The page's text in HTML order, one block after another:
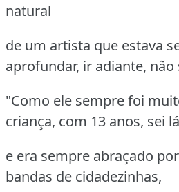
natural
de um artista que estava
aprofundar, ir adiante,
"Como ele sempre foi
criança, com 13 anos, sei
e era sempre abraçado
bandas de cidadezinhas,